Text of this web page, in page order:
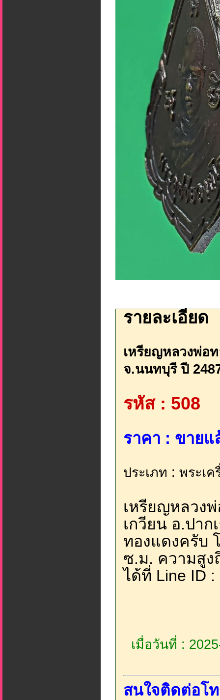
รายละเอียด
เหรียญหลวงพ่อ
จ.นนทบุรี ปี
รหัส : 508
ราคา : ขายแ
ประเภท : พระเ
เหรียญหลวง
เกวียน อ.ปา
ทองแดงครับ
ซ.ม. ความสูง
ได้ที่ Line ID :
เมื่อวันที่ :
สนใจติดต่อโ